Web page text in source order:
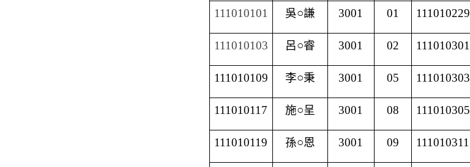
111010101 吳○謙 3001 01 111010229
111010103 呂○睿 3001 02 111010301
111010109 李○秉 3001 05 111010303
111010117 施○呈 3001 08 111010305
111010119 孫○恩 3001 09 111010311